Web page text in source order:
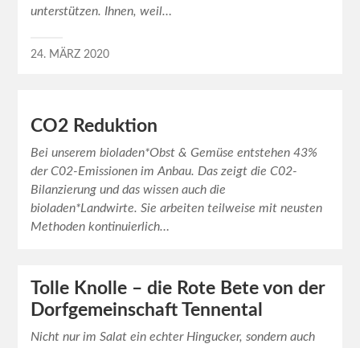
unterstützen. Ihnen, weil…
24. MÄRZ 2020
CO2 Reduktion
Bei unserem bioladen*Obst & Gemüse entstehen 43%
der C02-Emissionen im Anbau. Das zeigt die C02-
Bilanzierung und das wissen auch die
bioladen*Landwirte. Sie arbeiten teilweise mit neusten
Methoden kontinuierlich…
Tolle Knolle – die Rote Bete von der
Dorfgemeinschaft Tennental
Nicht nur im Salat ein echter Hingucker, sondern auch